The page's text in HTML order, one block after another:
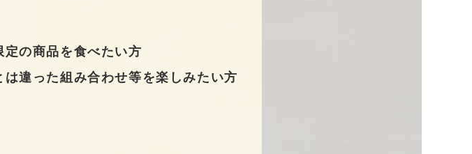
定の商品を食べたい方
は違った組み合わせ等を楽しみたい方